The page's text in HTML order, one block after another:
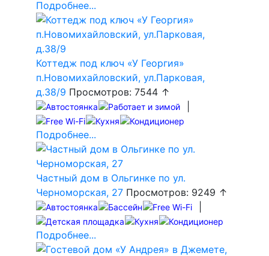
Подробнее...
Коттедж под ключ «У Георгия»
п.Новомихайловский, ул.Парковая,
д.38/9 Просмотров: 7544 ↑
Подробнее...
Частный дом в Ольгинке по ул.
Черноморская, 27 Просмотров: 9249 ↑
Подробнее...